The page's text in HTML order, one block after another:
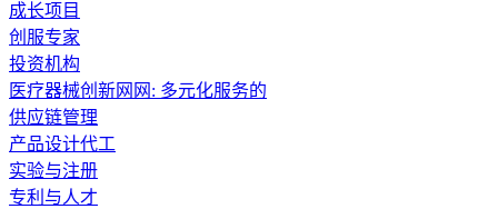
成长项目
创服专家
投资机构
医疗器械创新网网: 多元化服务的
供应链管理
产品设计代工
实验与注册
专利与人才